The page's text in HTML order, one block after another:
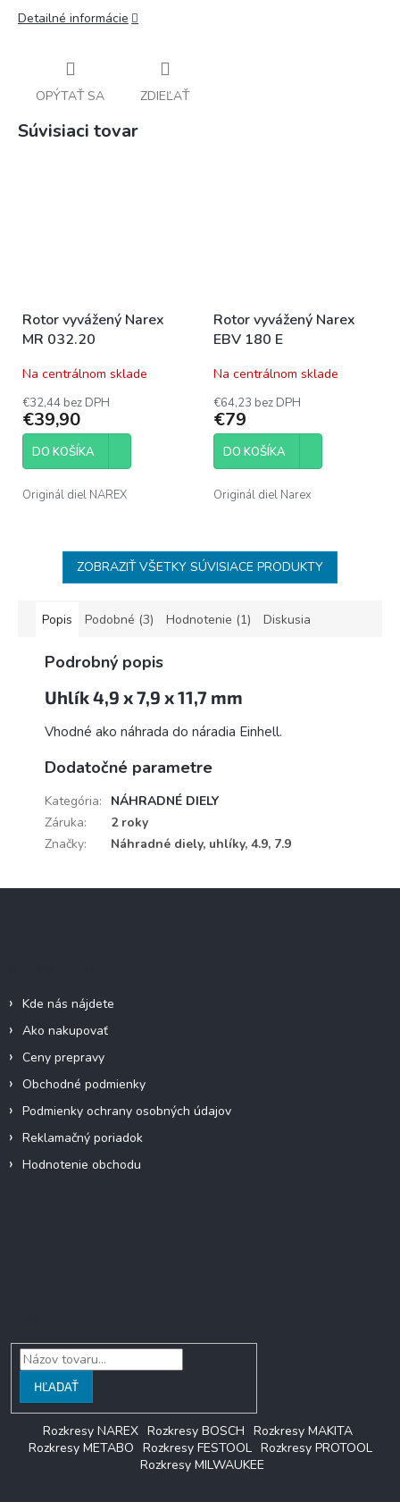
Detailné informácie
OPÝTAŤ SA ZDIEĽAŤ
Súvisiaci tovar
Rotor vyvážený Narex
MR 032.20
Na centrálnom sklade
€32,44 bez DPH
€39,90
DO KOŠÍKA
Originál diel NAREX
Rotor vyvážený Narex
EBV 180 E
Na centrálnom sklade
€64,23 bez DPH
€79
DO KOŠÍKA
Originál diel Narex
ZOBRAZIŤ VŠETKY SÚVISIACE PRODUKTY
Popis Podobné (3) Hodnotenie (1) Diskusia
Podrobný popis
Uhlík 4,9 x 7,9 x 11,7 mm
Vhodné ako náhrada do náradia Einhell.
Dodatočné parametre
Kategória:
NÁHRADNÉ DIELY
Záruka:
2 roky
Značky: Náhradné diely, uhlíky, 4.9, 7.9
Kde nás nájdete
Ako nakupovať
Ceny prepravy
Obchodné podmienky
Podmienky ochrany osobných údajov
Reklamačný poriadok
Hodnotenie obchodu
HĽADAŤ
Rozkresy NAREX Rozkresy BOSCH Rozkresy MAKITA
Rozkresy METABO Rozkresy FESTOOL Rozkresy PROTOOL
Rozkresy MILWAUKEE